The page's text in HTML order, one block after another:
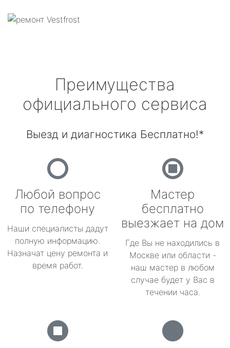
Преимущества
официального сервиса
Выезд и диагностика Бесплатно!*
Любой вопрос
по телефону
Наши специалисты дадут
полную информацию.
Назначат цену ремонта и
время работ.
Мастер
бесплатно
выезжает на дом
Где Вы не находились в
Москве или области -
наш мастер в любом
случае будет у Вас в
течении часа.